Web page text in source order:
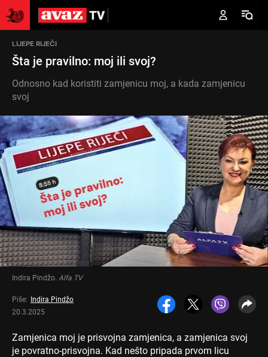
LIJEPE RIJEČI
Šta je pravilno: moj ili svoj?
Odnosno kad koristiti zamjenicu moj, a kada zamjenicu
svoj
Indira Pindžo. Alfa TV
Piše: Indira Pindžo
20.3.2025
Zamjenica moj je prisvojna zamjenica, a zamjenica svoj
je povratno-prisvojna. Kad nešto pripada prvom licu